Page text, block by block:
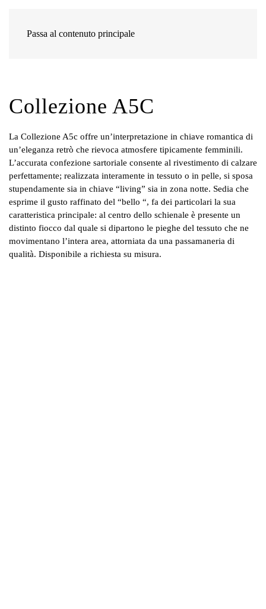
Passa al contenuto principale
Collezione A5C
La Collezione A5c offre un’interpretazione in chiave romantica di
un’eleganza retrò che rievoca atmosfere tipicamente femminili.
L’accurata confezione sartoriale consente al rivestimento di calzare
perfettamente; realizzata interamente in tessuto o in pelle, si sposa
stupendamente sia in chiave “living” sia in zona notte. Sedia che
esprime il gusto raffinato del “bello “, fa dei particolari la sua
caratteristica principale: al centro dello schienale è presente un
distinto fiocco dal quale si dipartono le pieghe del tessuto che ne
movimentano l’intera area, attorniata da una passamaneria di
qualità. Disponibile a richiesta su misura.